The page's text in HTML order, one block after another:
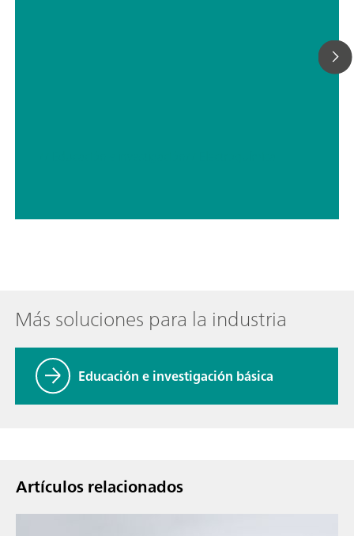
Más soluciones para la industria
Educación e investigación básica
Artículos relacionados